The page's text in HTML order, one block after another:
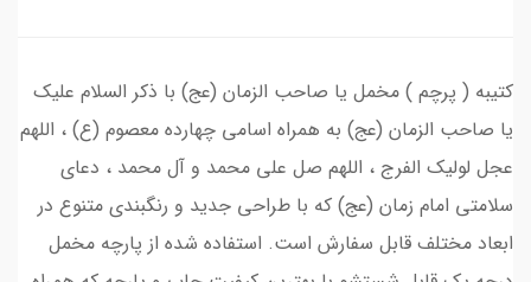
کتیبه ( پرچم ) مخمل یا صاحب الزمان (عج) با ذکر السلام علیک
یا صاحب الزمان (عج) به همراه اسامی چهارده معصوم (ع) ، اللهم
عجل لولیک الفرج ، اللهم صل علی محمد و آل محمد ، دعای
سلامتی امام زمان (عج) که با طراحی جدید و رنگبندی متنوع در
ابعاد مختلف قابل سفارش است. استفاده شده از پارچه مخمل